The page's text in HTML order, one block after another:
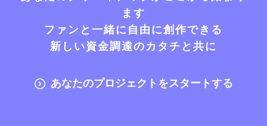
ます
ファンと一緒に自由に創作できる
新しい資金調達のカタチと共に
あなたのプロジェクトをスタートする